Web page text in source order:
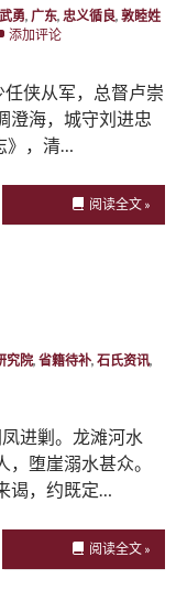
勇, 广东, 忠义循良, 敦睦姓
添加评论
侠从军，总督卢崇
澄海，城守刘进忠
，清…
阅读全文 »
究院, 省籍待补, 石氏资讯,
进剿。龙滩河水
堕崖溺水甚众。
谒，约既定…
阅读全文 »